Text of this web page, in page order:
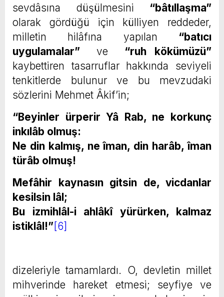
sevdâsına düşülmesini “bâtıllaşma”
olarak gördüğü için külliyen reddeder,
milletin hilâfına yapılan “batıcı
uygulamalar” ve “ruh kökümüzü”
kaybettiren tasarruflar hakkında seviyeli
tenkitlerde bulunur ve bu mevzudaki
sözlerini Mehmet Âkif’in;
“Beyinler ürperir Yâ Rab, ne korkunç
inkılâb olmuş:
Ne din kalmış, ne îman, din harâb, îman
türâb olmuş!
Mefâhir kaynasın gitsin de, vicdanlar
kesilsin lâl;
Bu izmihlâl-i ahlâkî yürürken, kalmaz
istiklâl!” [6]
dizeleriyle tamamlardı. O, devletin millet
mihverinde hareket etmesi; seyfiye ve